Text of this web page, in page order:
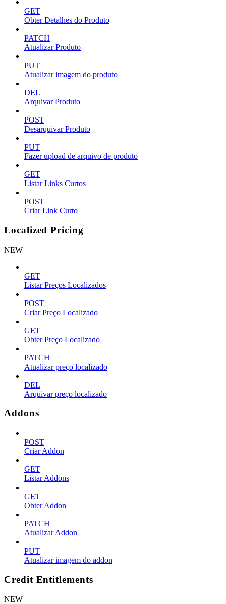
GET
Obter Detalhes do Produto
PATCH
Atualizar Produto
PUT
Atualizar imagem do produto
DEL
Arquivar Produto
POST
Desarquivar Produto
PUT
Fazer upload de arquivo de produto
GET
Listar Links Curtos
POST
Criar Link Curto
Localized Pricing
NEW
GET
Listar Preços Localizados
POST
Criar Preço Localizado
GET
Obter Preço Localizado
PATCH
Atualizar preço localizado
DEL
Arquivar preço localizado
Addons
POST
Criar Addon
GET
Listar Addons
GET
Obter Addon
PATCH
Atualizar Addon
PUT
Atualizar imagem do addon
Credit Entitlements
NEW